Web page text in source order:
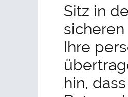
Sitz in
Ihre
hin,